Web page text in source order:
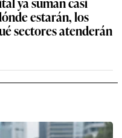
estarán, los
sectores atenderán